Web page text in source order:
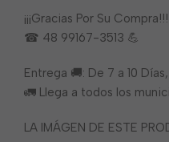
¡¡¡Gracias Por Su Compra!!!
☎ 48 99167-3513 💪
Entrega 🚚: De 7 a 10
🚛 Llega a todos los
LA IMÁGEN DE ESTE